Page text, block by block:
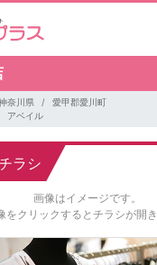
奈川県
愛甲郡愛川町
アベイル
ラシ
画像はイメージです。
をクリックするとチラシが開き